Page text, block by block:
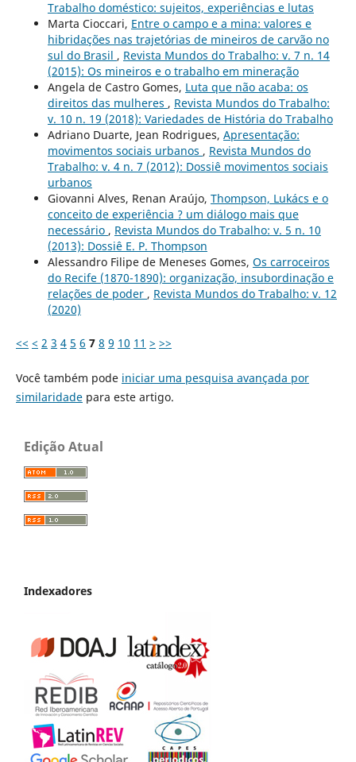
Trabalho doméstico: sujeitos, experiências e lutas
Marta Cioccari, Entre o campo e a mina: valores e
hibridações nas trajetórias de mineiros de carvão no
sul do Brasil , Revista Mundos do Trabalho: v. 7 n. 14
(2015): Os mineiros e o trabalho em mineração
Angela de Castro Gomes, Luta que não acaba: os
direitos das mulheres , Revista Mundos do Trabalho:
v. 10 n. 19 (2018): Variedades de História do Trabalho
Adriano Duarte, Jean Rodrigues, Apresentação:
movimentos sociais urbanos , Revista Mundos do
Trabalho: v. 4 n. 7 (2012): Dossiê movimentos sociais
urbanos
Giovanni Alves, Renan Araújo, Thompson, Lukács e o
conceito de experiência ? um diálogo mais que
necessário , Revista Mundos do Trabalho: v. 5 n. 10
(2013): Dossiê E. P. Thompson
Alessandro Filipe de Meneses Gomes, Os carroceiros
do Recife (1870-1890): organização, insubordinação e
relações de poder , Revista Mundos do Trabalho: v. 12
(2020)
<< < 2 3 4 5 6 7 8 9 10 11 > >>
Você também pode iniciar uma pesquisa avançada por
similaridadepara este artigo.
Edição Atual
Indexadores